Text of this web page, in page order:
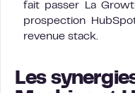
fait passer La
prospection
revenue stack.
Les